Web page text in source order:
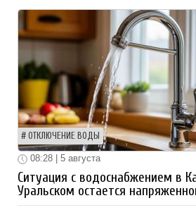
ОТКЛЮЧЕНИЕ ВОДЫ
08:28 | 5 августа
Ситуация с водоснабжением в
Уральском остается